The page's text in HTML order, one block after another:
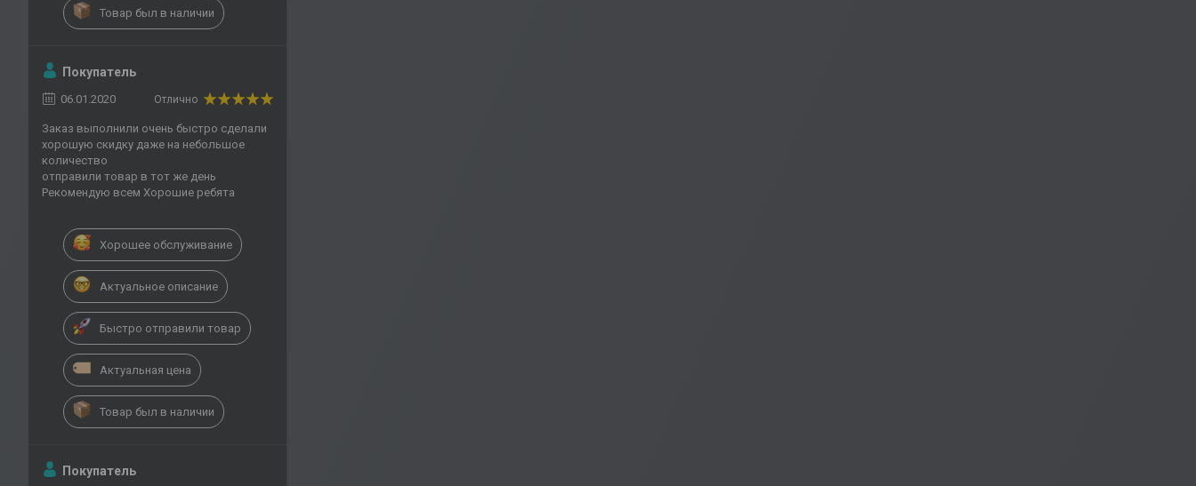
Товар был в наличии
Покупатель
06.01.2020 Отлично
Заказ выполнили очень быстро сделали
хорошую скидку даже на небольшое
количество
отправили товар в тот же день
Рекомендую всем Хорошие ребята
Хорошее обслуживание
Актуальное описание
Быстро отправили товар
Актуальная цена
Товар был в наличии
Покупатель